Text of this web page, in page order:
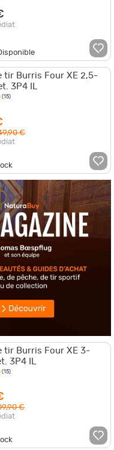
tir Burris Four XE 2,5-
3P4 IL
(15)
€
tir Burris Four XE 3-
3P4 IL
(15)
€